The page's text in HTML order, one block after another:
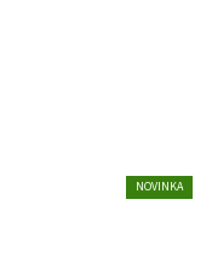
NOVINKA